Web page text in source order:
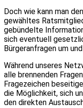
Doch wie kann man
gewähltes
gebündelte
sich eventuell
Bürgeranfragen um
Während unseres
alle brennenden
Fragezeichen
die Möglichkeit, sich
den direkten